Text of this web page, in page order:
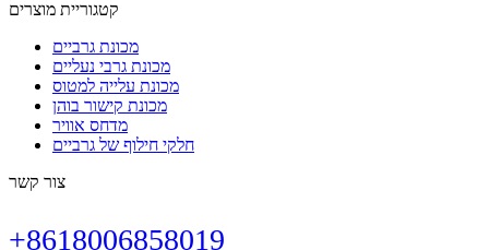
קטגוריית מוצרים
מכונת גרביים
מכונת גרבי נעליים
מכונת עלייה למטוס
מכונת קישור בוהן
מדחס אוויר
חלקי חילוף של גרביים
צור קשר
+8618006858019